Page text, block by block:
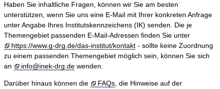
Haben Sie inhaltliche Fragen, können wir Sie am besten
unterstützen, wenn Sie uns eine E-Mail mit Ihrer konkreten Anfrage
unter Angabe Ihres Institutskennzeichens (IK) senden. Die je
Themengebiet passenden E-Mail-Adressen finden Sie unter
https://www.g-drg.de/das-institut/kontakt - sollte keine Zuordnung
zu einem passenden Themengebiet möglich sein, können Sie sich
an
info@inek-drg.de wenden.
Darüber hinaus können die FAQs, die Hinweise auf der